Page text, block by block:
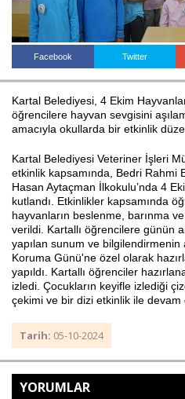
Facebook Twitter
Kartal Belediyesi, 4 Ekim
öğrencilere hayvan sevgisini
amacıyla okullarda bir etkinlik
Kartal Belediyesi Veteriner İşleri
etkinlik kapsamında, Bedri Rahmi
Hasan Aytaçman İlkokulu’nda 4
kutlandı. Etkinlikler kapsamında
hayvanların beslenme, barınma
verildi. Kartallı öğrencilere günün
yapılan sunum ve bilgilendirmenin
Koruma Günü'ne özel olarak
yapıldı. Kartallı öğrenciler
izledi. Çocukların keyifle izlediği
çekimi ve bir dizi etkinlik ile devam
Tarih: 05-10-2024
YORUMLAR